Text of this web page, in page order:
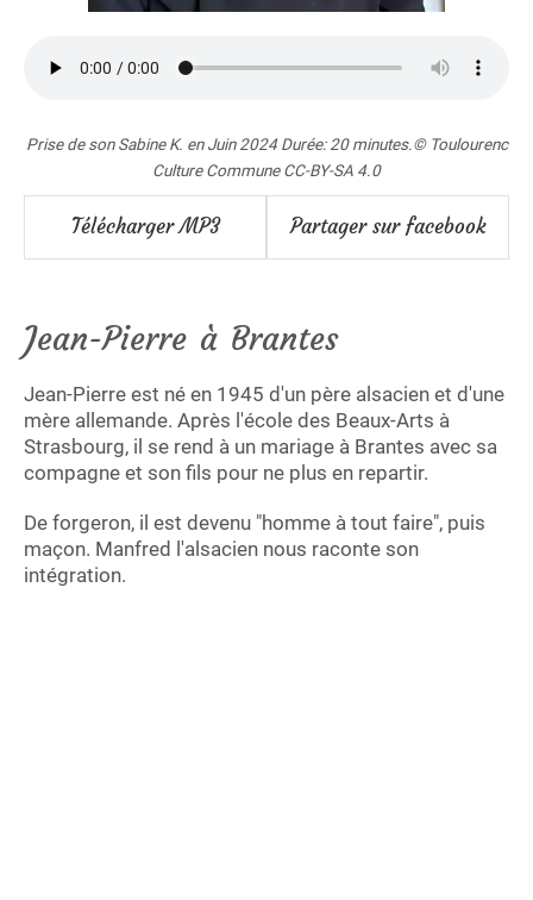
Prise de son Sabine K. en Juin 2024 Durée: 20 minutes.© Toulourenc
Culture Commune CC-BY-SA 4.0
Télécharger MP3 Partager sur facebook
Jean-Pierre à Brantes
Jean-Pierre est né en 1945 d'un père alsacien et d'une
mère allemande. Après l'école des Beaux-Arts à
Strasbourg, il se rend à un mariage à Brantes avec sa
compagne et son fils pour ne plus en repartir.
De forgeron, il est devenu "homme à tout faire", puis
maçon. Manfred l'alsacien nous raconte son
intégration.